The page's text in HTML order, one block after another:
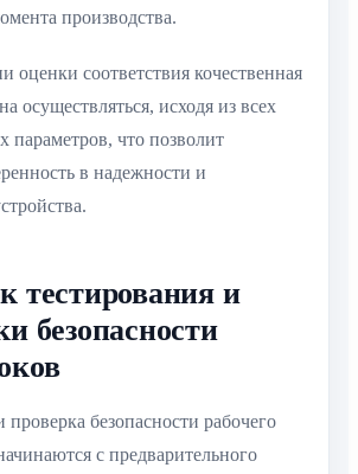
производства.
оценки соответствия кочественная
осуществляться, исходя из всех
параметров, что позволит
в надежности и
тестирования и
безопасности
проверка безопасности рабочего
с предварительного